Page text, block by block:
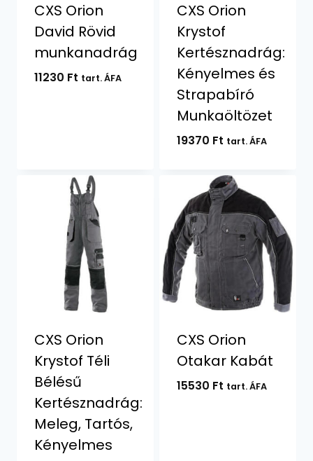
CXS Orion
David Rövid
munkanadrág
11230 Ft tart. ÁFA
CXS Orion
Krystof
Kertésznadrág:
Kényelmes és
Strapabíró
Munkaöltözet
19370 Ft tart. ÁFA
CXS Orion
Krystof Téli
Bélésű
Kertésznadrág:
Meleg, Tartós,
Kényelmes
CXS Orion
Otakar Kabát
15530 Ft tart. ÁFA